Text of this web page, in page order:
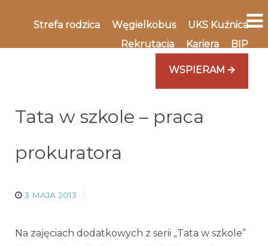
Strefa rodzica Węgielkobus
UKS Kuźnica
Rekrutacja
Kariera BIP
WSPIERAM 🡪
Tata w szkole – praca
prokuratora
3 MAJA 2013
Na zajęciach dodatkowych z serii „Tata w szkole”